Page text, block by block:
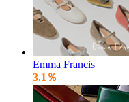
Emma Francis
3.1％